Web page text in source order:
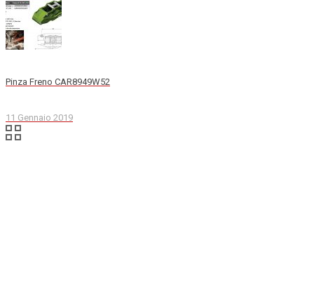
Pinza Freno CAR8949W52
11 Gennaio 2019